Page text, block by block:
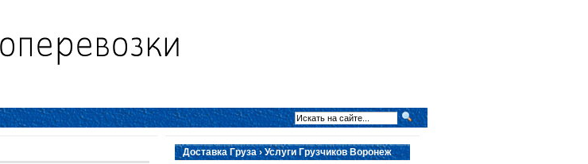
Доставка Груза › Услуги Грузчиков Воронеж